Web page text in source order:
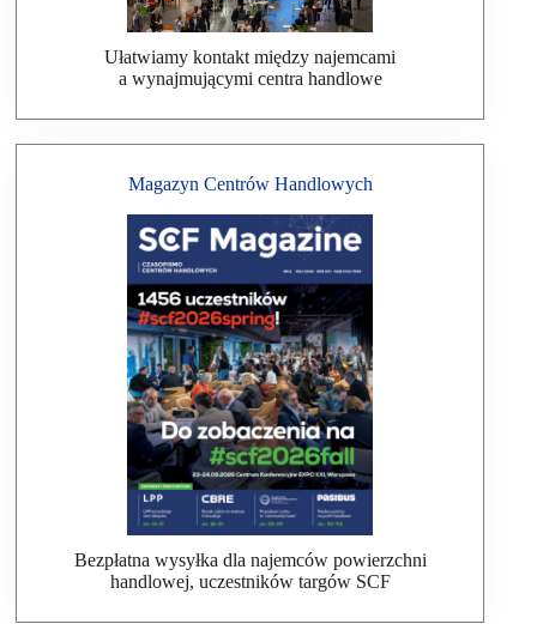
Ułatwiamy kontakt między najemcami
a wynajmującymi centra handlowe
Magazyn Centrów Handlowych
Bezpłatna wysyłka dla najemców powierzchni
handlowej, uczestników targów SCF